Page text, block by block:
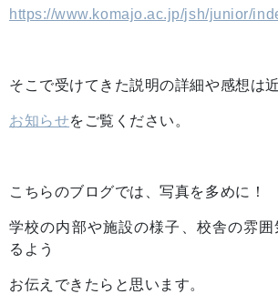
https://www.komajo.ac.jp/jsh/junior/
そこで受けてきた説明の詳細や感想は
お知らせをご覧ください。
こちらのブログでは、写真を多めに！
学校の内部や施設の様子、校舎の雰囲
るよう
お伝えできたらと思います。